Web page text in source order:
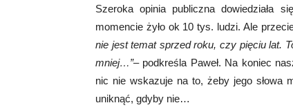
Szeroka opinia publiczna dowiedziała
momencie żyło ok 10 tys. ludzi. Ale
nie jest temat sprzed roku, czy pięciu lat.
mniej…”– podkreśla Paweł. Na koniec
nic nie wskazuje na to, żeby jego słowa
uniknąć, gdyby nie…